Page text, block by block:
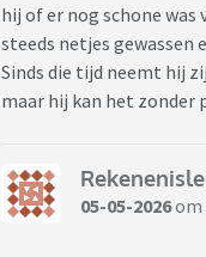
hij of er nog schone
steeds netjes gewassen
Sinds die tijd neemt hij
maar hij kan het zonder
05-05-2026om